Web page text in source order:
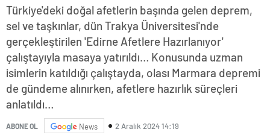
Türkiye'deki doğal afetlerin başında gelen deprem,
sel ve taşkınlar, dün Trakya Üniversitesi'nde
gerçekleştirilen 'Edirne Afetlere Hazırlanıyor'
çalıştayıyla masaya yatırıldı… Konusunda uzman
isimlerin katıldığı çalıştayda, olası Marmara depremi
de gündeme alınırken, afetlere hazırlık süreçleri
anlatıldı…
ABONE OL News 2 Aralık 2024 14:19